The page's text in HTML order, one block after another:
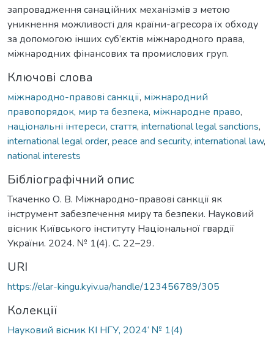
запровадження санаційних механізмів з метою
уникнення можливості для країни-агресора їх обходу
за допомогою інших суб’єктів міжнародного права,
міжнародних фінансових та промислових груп.
Ключові слова
міжнародно-правові санкції, міжнародний
правопорядок, мир та безпека, міжнародне право,
національні інтереси, стаття, international legal sanctions,
international legal order, peace and security, international law,
national interests
Бібліографічний опис
Ткаченко О. В. Міжнародно-правові cанкції як
інструмент забезпечення миру та безпеки. Науковий
вісник Київського інституту Національної гвардії
України. 2024. № 1(4). С. 22–29.
URI
https://elar-kingu.kyiv.ua/handle/123456789/305
Колекції
Науковий вісник КІ НГУ, 2024‘ № 1(4)